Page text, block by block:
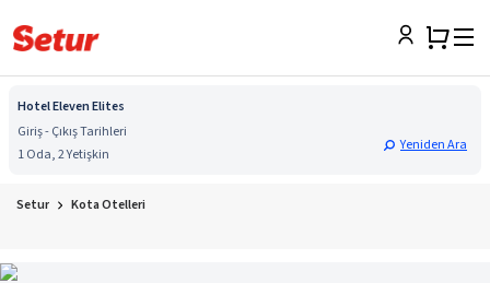
Hotel Eleven Elites
Giriş - Çıkış Tarihleri
1 Oda, 2 Yetişkin
Yeniden Ara
Setur Kota Otelleri